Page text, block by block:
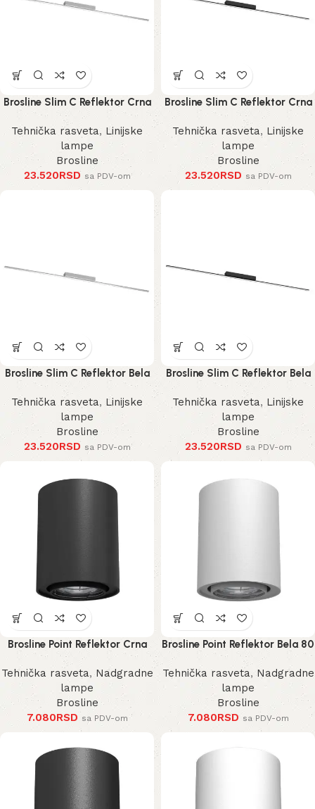
Brosline Slim C Reflektor Crna
3000K 1200 mm 40 mm 1291
mm
Tehnička rasveta, Linijske
lampe
Brosline
23.520RSD sa PDV-om
Brosline Slim C Reflektor Crna
3000K 1200 mm 40 mm 1289
mm
Tehnička rasveta, Linijske
lampe
Brosline
23.520RSD sa PDV-om
Brosline Slim C Reflektor Bela
4000K 1200 mm 40 mm 1292
mm
Tehnička rasveta,Linijske
lampe
Brosline
23.520RSD sa PDV-om
Brosline Slim C Reflektor Bela
4000K 1200 mm 40 mm 1290
mm
Tehnička rasveta, Linijske
lampe
Brosline
23.520RSD sa PDV-om
Brosline Point Reflektor Crna
80 mm 100 mm
Tehnička rasveta,Nadgradne
lampe
Brosline
7.080RSD sa PDV-om
Brosline Point Reflektor Bela 80
mm 100 mm
Tehnička rasveta, Nadgradne
lampe
Brosline
7.080RSD sa PDV-om